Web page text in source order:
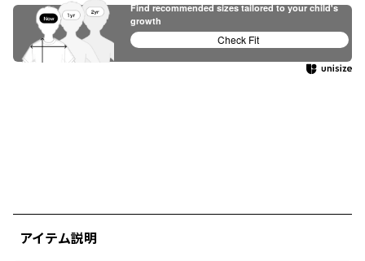
アイテム説明
Find recommended sizes tailored to your child's
growth
Check Fit